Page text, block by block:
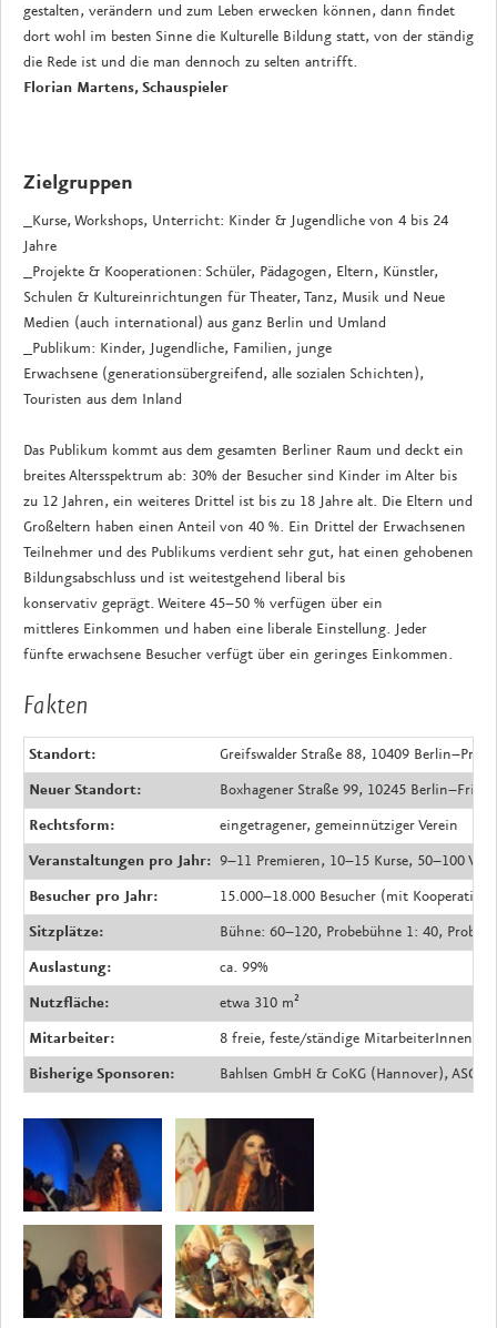
gestalten, verändern und zum Leben erwecken können, dann findet
dort wohl im besten Sinne die Kulturelle Bildung statt, von der ständig
die Rede ist und die man dennoch zu selten antrifft.
Florian Martens, Schauspieler
Zielgruppen
_Kurse, Workshops, Unterricht: Kinder & Jugendliche von 4 bis 24
Jahre
_Projekte & Kooperationen: Schüler, Pädagogen, Eltern, Künstler,
Schulen & Kultureinrichtungen für Theater, Tanz, Musik und Neue
Medien (auch international) aus ganz Berlin und Umland
_Publikum: Kinder, Jugendliche, Familien, junge
Erwachsene (generationsübergreifend, alle sozialen Schichten),
Touristen aus dem Inland
Das Publikum kommt aus dem gesamten Berliner Raum und deckt ein
breites Altersspektrum ab: 30% der Besucher sind Kinder im Alter bis
zu 12 Jahren, ein weiteres Drittel ist bis zu 18 Jahre alt. Die Eltern und
Großeltern haben einen Anteil von 40 %. Ein Drittel der Erwachsenen
Teilnehmer und des Publikums verdient sehr gut, hat einen gehobenen
Bildungsabschluss und ist weitestgehend liberal bis
konservativ geprägt. Weitere 45–50 % verfügen über ein
mittleres Einkommen und haben eine liberale Einstellung. Jeder
fünfte erwachsene Besucher verfügt über ein geringes Einkommen.
Fakten
Standort:
Greifswalder Straße 88, 10409
Neuer Standort:
Boxhagener Straße 99, 10245
Rechtsform:
eingetragener, gemeinnütziger Verein
Veranstaltungen pro Jahr: 9–11 Premieren, 10–15 Kurse, 50–100
Besucher pro Jahr:
15.000–18.000 Besucher (mit
Sitzplätze:
Bühne: 60–120, Probebühne 1: 40,
Auslastung:
ca. 99%
Nutzfläche:
etwa 310 m²
Mitarbeiter:
8 freie, feste/ständige MitarbeiterInnen
Bisherige Sponsoren:
Bahlsen GmbH & CoKG (Hannover),